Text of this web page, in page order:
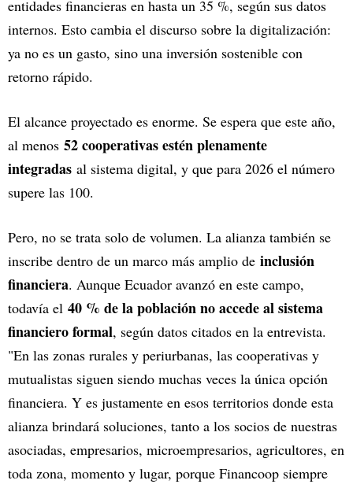
entidades financieras en hasta un 35 %, según sus datos
internos. Esto cambia el discurso sobre la digitalización:
ya no es un gasto, sino una inversión sostenible con
retorno rápido.
El alcance proyectado es enorme. Se espera que este año,
al menos 52 cooperativas estén plenamente
integradas al sistema digital, y que para 2026 el número
supere las 100.
Pero, no se trata solo de volumen. La alianza también se
inscribe dentro de un marco más amplio de inclusión
financiera. Aunque Ecuador avanzó en este campo,
todavía el 40 % de la población no accede al sistema
financiero formal, según datos citados en la entrevista.
"En las zonas rurales y periurbanas, las cooperativas y
mutualistas siguen siendo muchas veces la única opción
financiera. Y es justamente en esos territorios donde esta
alianza brindará soluciones, tanto a los socios de nuestras
asociadas, empresarios, microempresarios, agricultores, en
toda zona, momento y lugar, porque Financoop siempre